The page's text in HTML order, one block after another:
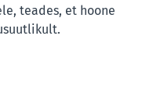
teades, et hoone